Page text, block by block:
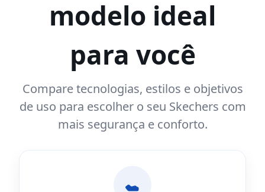
modelo ideal
para você
Compare tecnologias, estilos e objetivos
de uso para escolher o seu Skechers com
mais segurança e conforto.